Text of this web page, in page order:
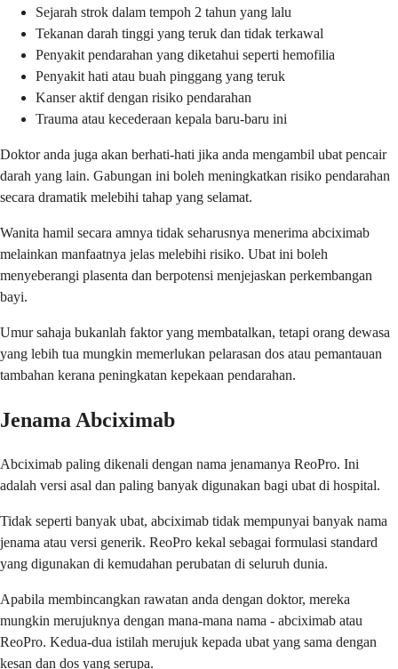
Sejarah strok dalam tempoh 2 tahun yang lalu
Tekanan darah tinggi yang teruk dan tidak terkawal
Penyakit pendarahan yang diketahui seperti hemofilia
Penyakit hati atau buah pinggang yang teruk
Kanser aktif dengan risiko pendarahan
Trauma atau kecederaan kepala baru-baru ini
Doktor anda juga akan berhati-hati jika anda mengambil ubat pencair
darah yang lain. Gabungan ini boleh meningkatkan risiko pendarahan
secara dramatik melebihi tahap yang selamat.
Wanita hamil secara amnya tidak seharusnya menerima abciximab
melainkan manfaatnya jelas melebihi risiko. Ubat ini boleh
menyeberangi plasenta dan berpotensi menjejaskan perkembangan
bayi.
Umur sahaja bukanlah faktor yang membatalkan, tetapi orang dewasa
yang lebih tua mungkin memerlukan pelarasan dos atau pemantauan
tambahan kerana peningkatan kepekaan pendarahan.
Jenama Abciximab
Abciximab paling dikenali dengan nama jenamanya ReoPro. Ini
adalah versi asal dan paling banyak digunakan bagi ubat di hospital.
Tidak seperti banyak ubat, abciximab tidak mempunyai banyak nama
jenama atau versi generik. ReoPro kekal sebagai formulasi standard
yang digunakan di kemudahan perubatan di seluruh dunia.
Apabila membincangkan rawatan anda dengan doktor, mereka
mungkin merujuknya dengan mana-mana nama - abciximab atau
ReoPro. Kedua-dua istilah merujuk kepada ubat yang sama dengan
kesan dan dos yang serupa.